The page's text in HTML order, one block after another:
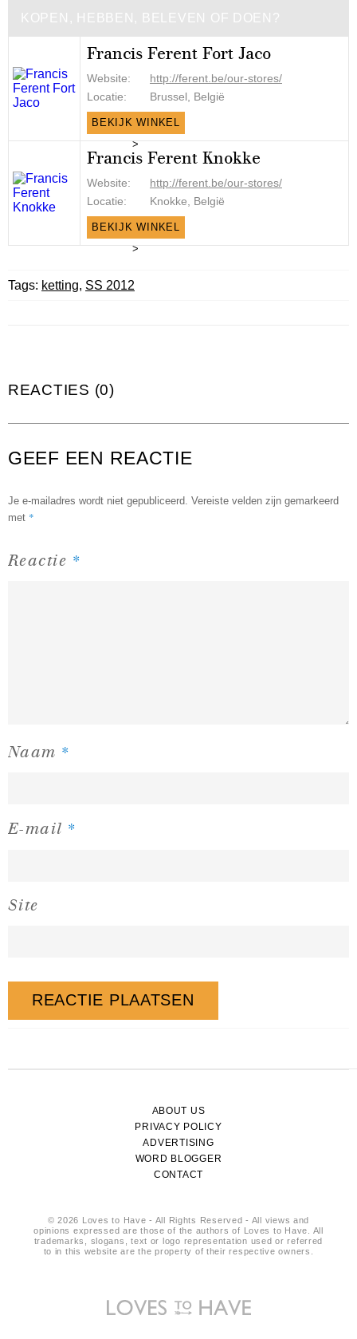
KOPEN, HEBBEN, BELEVEN OF DOEN?
Francis Ferent Fort Jaco
Website:
http://ferent.be/our-stores/
Locatie:
Brussel, België
BEKIJK WINKEL
>
Francis Ferent Knokke
Website:
http://ferent.be/our-stores/
Locatie:
Knokke, België
BEKIJK WINKEL
>
Tags: ketting, SS 2012
REACTIES (0)
GEEF EEN REACTIE
Je e-mailadres wordt niet gepubliceerd. Vereiste velden zijn gemarkeerd
met *
Reactie *
Naam *
E-mail *
Site
ABOUT US
PRIVACY POLICY
ADVERTISING
WORD BLOGGER
CONTACT
© 2026 Loves to Have - All Rights Reserved - All views and
opinions expressed are those of the authors of Loves to Have. All
trademarks, slogans, text or logo representation used or referred
to in this website are the property of their respective owners.